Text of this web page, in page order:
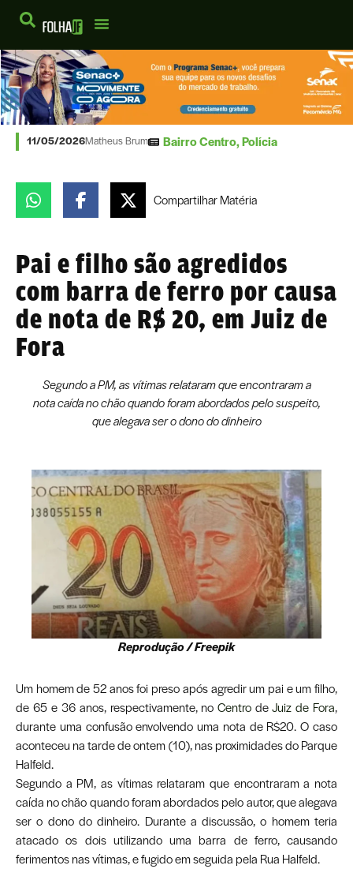
11/05/2026Matheus Brum Bairro Centro,Polícia
CompartilharMatéria
Pai e filho são agredidos
com barra de ferro por causa
de nota de R$ 20, em Juiz de
Fora
Segundo a PM, as vítimas relataram que encontraram a
nota caída no chão quando foram abordados pelo suspeito,
que alegava ser o dono do dinheiro
Reprodução / Freepik
Um homem de 52 anos foi preso após agredir um pai e um filho,
de 65 e 36 anos, respectivamente, noCentrodeJuiz de Fora,
durante uma confusão envolvendo uma nota de R$20. O caso
aconteceu na tarde de ontem (10), nas proximidades do Parque
Halfeld.
Segundo a PM, as vítimas relataram que encontraram a nota
caída no chão quando foram abordados pelo autor, que alegava
ser o dono do dinheiro. Durante a discussão, o homem teria
atacado os dois utilizando uma barra de ferro, causando
ferimentos nas vítimas, e fugido em seguida pela Rua Halfeld.